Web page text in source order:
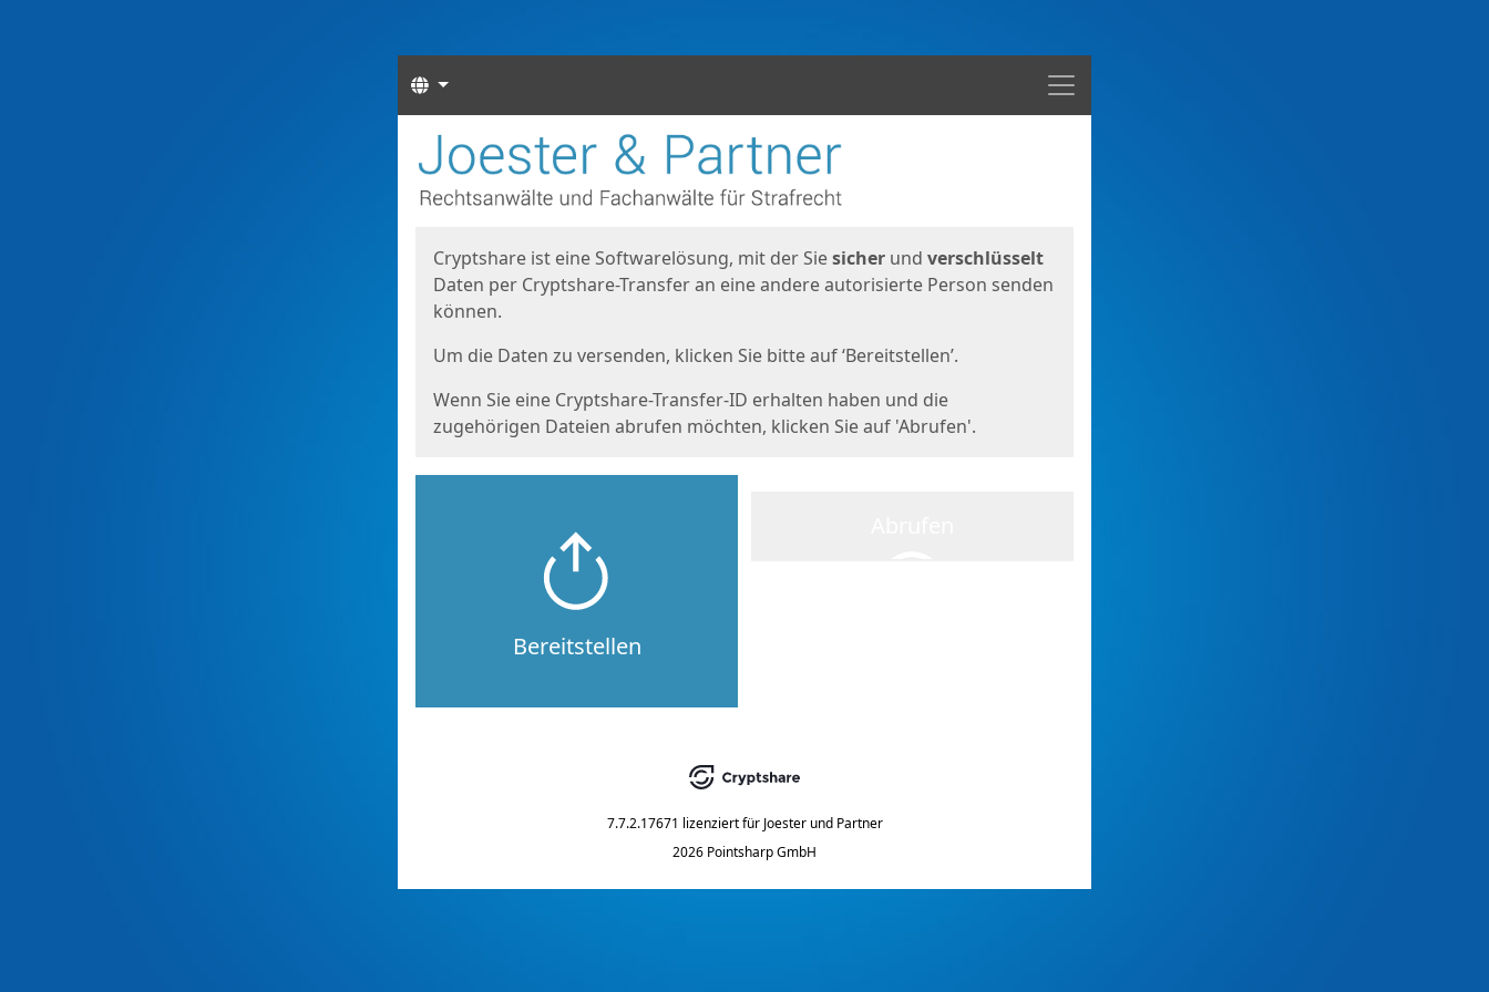
Menü
Sprachen
Start
Cryptshare ist eine Softwarelösung, mit der Siesicher und verschlüsselt
Daten per Cryptshare-Transfer an eine andere autorisierte Person senden
können.
Um die Daten zu versenden, klicken Sie bitte auf ‘Bereitstellen’.
Wenn Sie eine Cryptshare-Transfer-ID erhalten haben und die
zugehörigen Dateien abrufen möchten, klicken Sie auf 'Abrufen'.
Bereitstellen
7.7.2.17671 lizenziert für Joester und Partner
2026 Pointsharp GmbH